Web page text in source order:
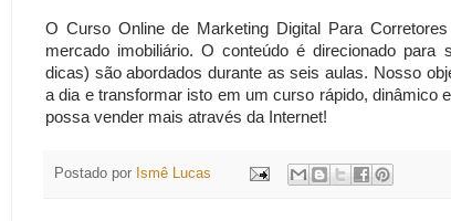
O Curso Online de Marketing Digital Para
mercado imobiliário. O conteúdo é direcionado
dicas) são abordados durante as seis aulas. Nosso
a dia e transformar isto em um curso rápido, dinâmico
possa vender mais através da Internet!
Postado por Ismê Lucas